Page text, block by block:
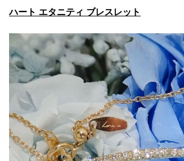
ハート エタニティ ブレスレット